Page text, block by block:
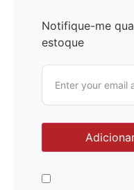
Notifique-me
estoque